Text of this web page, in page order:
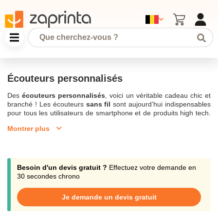
Écouteurs personnalisés
Desécouteurs personnalisés , voici un véritable cadeau chic et
branché ! Les écouteurs sans fil sont aujourd’hui indispensables
pour tous les utilisateurs de smartphone et de produits high tech.
commun, pour recevoir un appel en toute discrétion au bureau,
impression
vous souhaitez véhiculer une image dynamique de votre
entreprise, de votre club ou association, offrez ces écouteurs
apposant votre logo. Les écouteurs personnalisés sont très prisés
des amateurs deproduits high tech . Pour les satisfaire, de
nombreux articles existent sur le marché, casques audio,
Montrer plus
Besoin d'un devis gratuit ? Effectuez votre demande en
30 secondes chrono
Je demande un devis gratuit